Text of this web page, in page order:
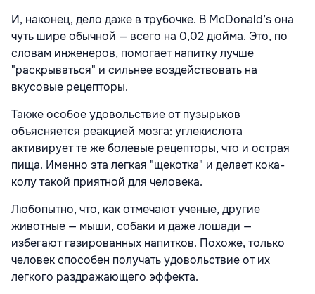
И, наконец, дело даже в трубочке. В McDonald’s она
чуть шире обычной — всего на 0,02 дюйма. Это, по
словам инженеров, помогает напитку лучше
"раскрываться" и сильнее воздействовать на
вкусовые рецепторы.
Также особое удовольствие от пузырьков
объясняется реакцией мозга: углекислота
активирует те же болевые рецепторы, что и острая
пища. Именно эта легкая "щекотка" и делает кока-
колу такой приятной для человека.
Любопытно, что, как отмечают ученые, другие
животные — мыши, собаки и даже лошади —
избегают газированных напитков. Похоже, только
человек способен получать удовольствие от их
легкого раздражающего эффекта.